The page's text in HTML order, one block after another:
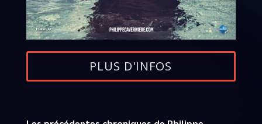
PLUS D'INFOS